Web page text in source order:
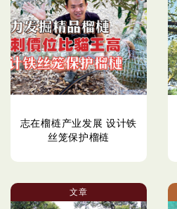
志在榴梿产业发展 设计铁
丝笼保护榴梿
文章